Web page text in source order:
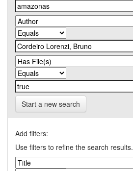
Start a new search
Add filters:
Use filters to refine the search results.